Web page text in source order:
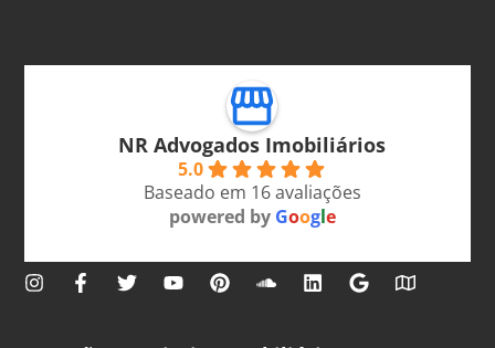
NR Advogados Imobiliários
5.0
Baseado em 16 avaliações
powered by Google